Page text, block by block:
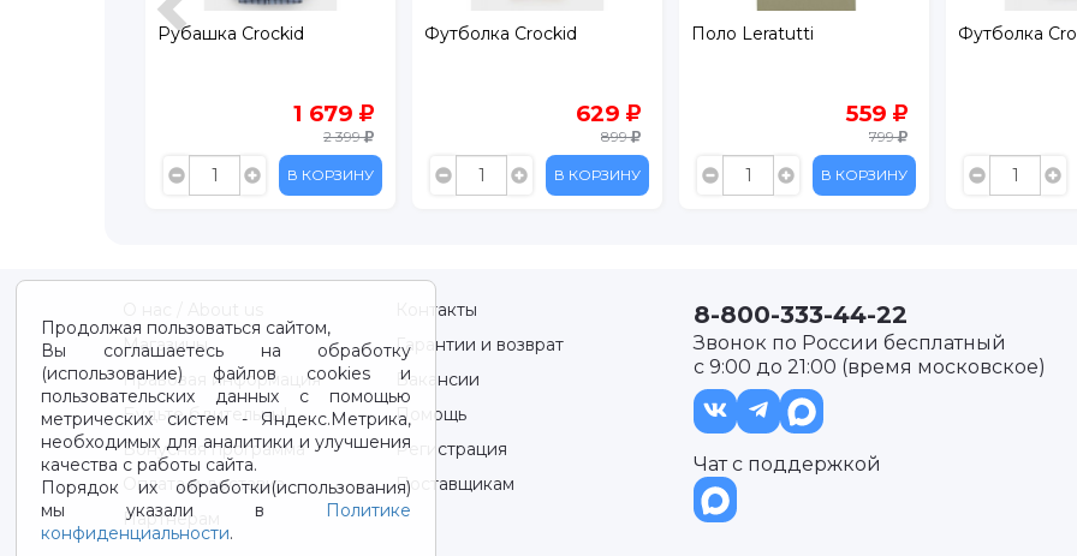
Рубашка Crockid
1 679
2 399
В КОРЗИНУ
Футболка Crockid
629
899
В КОРЗИНУ
Поло Leratutti
559
799
В КОРЗИНУ
Футболка
Продолжая пользоваться сайтом,
Вы соглашаетесь на обработку
(использование) файлов cookies и
пользовательских данных с помощью
метрических систем - Яндекс.Метрика,
необходимых для аналитики и улучшения
качества с работы сайта.
Порядок их обработки(использования)
мы указали в Политике
конфиденциальности.
Контакты
Магазины
Гарантии и возврат
Правовая информация
Вакансии
Будьте бдительны!
Помощь
Бонусная программа
Регистрация
Оплата и доставка
Поставщикам
Партнерам
8-800-333-44-22
Звонок по России бесплатный
с 9:00 до 21:00 (время московское)
Чат с поддержкой